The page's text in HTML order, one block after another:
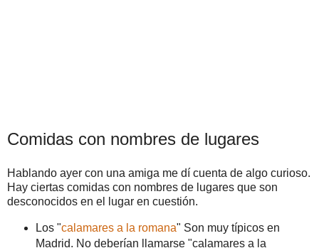
Comidas con nombres de lugares
Hablando ayer con una amiga me dí cuenta de algo curioso.
Hay ciertas comidas con nombres de lugares que son
desconocidos en el lugar en cuestión.
Los "calamares a la romana" Son muy típicos en
Madrid. No deberían llamarse "calamares a la